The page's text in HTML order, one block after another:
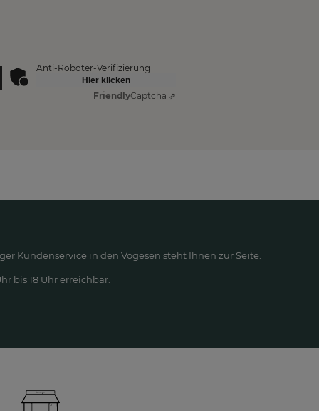
Anti-Roboter-Verifizierung
Hier klicken
FriendlyCaptcha ⇗
Kundenservice in den Vogesen steht Ihnen zur Seite.
bis 18 Uhr erreichbar.